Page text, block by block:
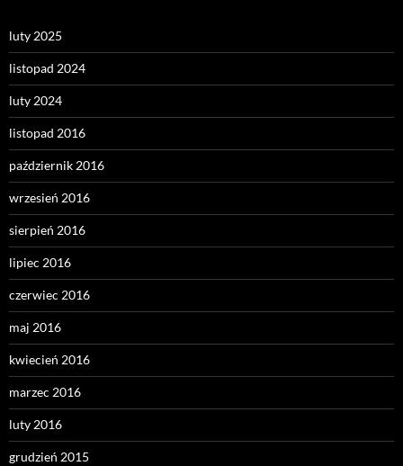
luty 2025
listopad 2024
luty 2024
listopad 2016
październik 2016
wrzesień 2016
sierpień 2016
lipiec 2016
czerwiec 2016
maj 2016
kwiecień 2016
marzec 2016
luty 2016
grudzień 2015